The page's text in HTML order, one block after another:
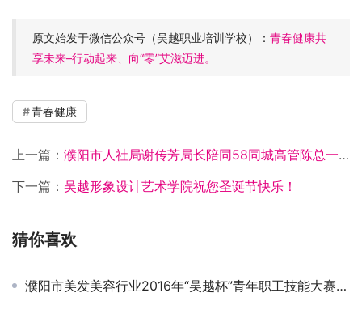
原文始发于微信公众号（吴越职业培训学校）： 青春健康共
享未来–行动起来、向“零”艾滋迈进。
青春健康
上一篇： 濮阳市人社局谢传芳局长陪同58同城高管陈总一行人来吴越学校参观调研
下一篇： 吴越形象设计艺术学院祝您圣诞节快乐！
猜你喜欢
濮阳市美发美容行业2016年“吴越杯”青年职工技能大赛圆满成功！